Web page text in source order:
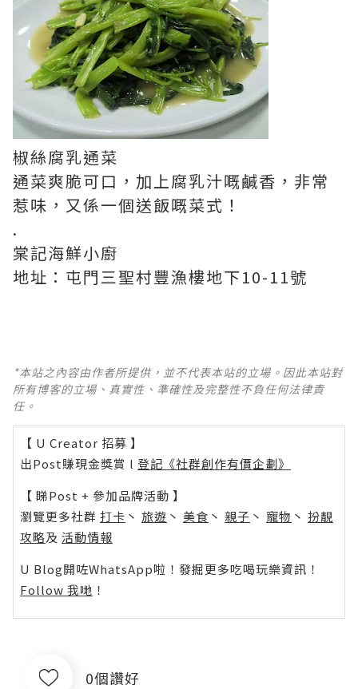
椒絲腐乳通菜
通菜爽脆可口，加上腐乳汁嘅鹹香，非常
惹味，又係一個送飯嘅菜式！
.
棠記海鮮小廚
地址：屯門三聖村豐漁樓地下10-11號
*本站之內容由作者所提供，並不代表本站的立場。因此本站對
所有博客的立場、真實性、準確性及完整性不負任何法律責
任。
【 U Creator 招募 】
出Post賺現金獎賞 l 登記《社群創作有價企劃》
【 睇Post + 參加品牌活動 】
瀏覽更多社群 打卡 丶 旅遊 丶 美食 丶 親子 丶 寵物 丶 扮靚
攻略及 活動情報
U Blog開咗WhatsApp啦！發掘更多吃喝玩樂資訊！
Follow 我哋 ！
0個讚好